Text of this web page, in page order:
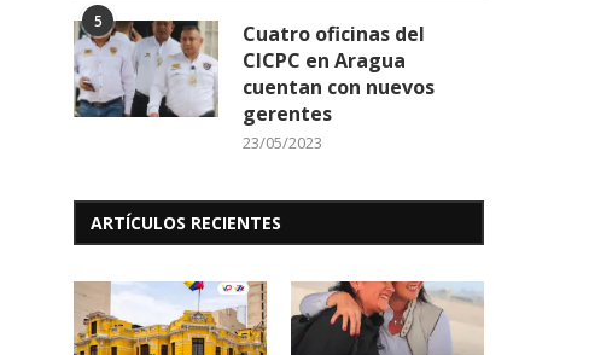
5
Cuatro oficinas del
CICPC en Aragua
cuentan con nuevos
gerentes
23/05/2023
ARTÍCULOS RECIENTES